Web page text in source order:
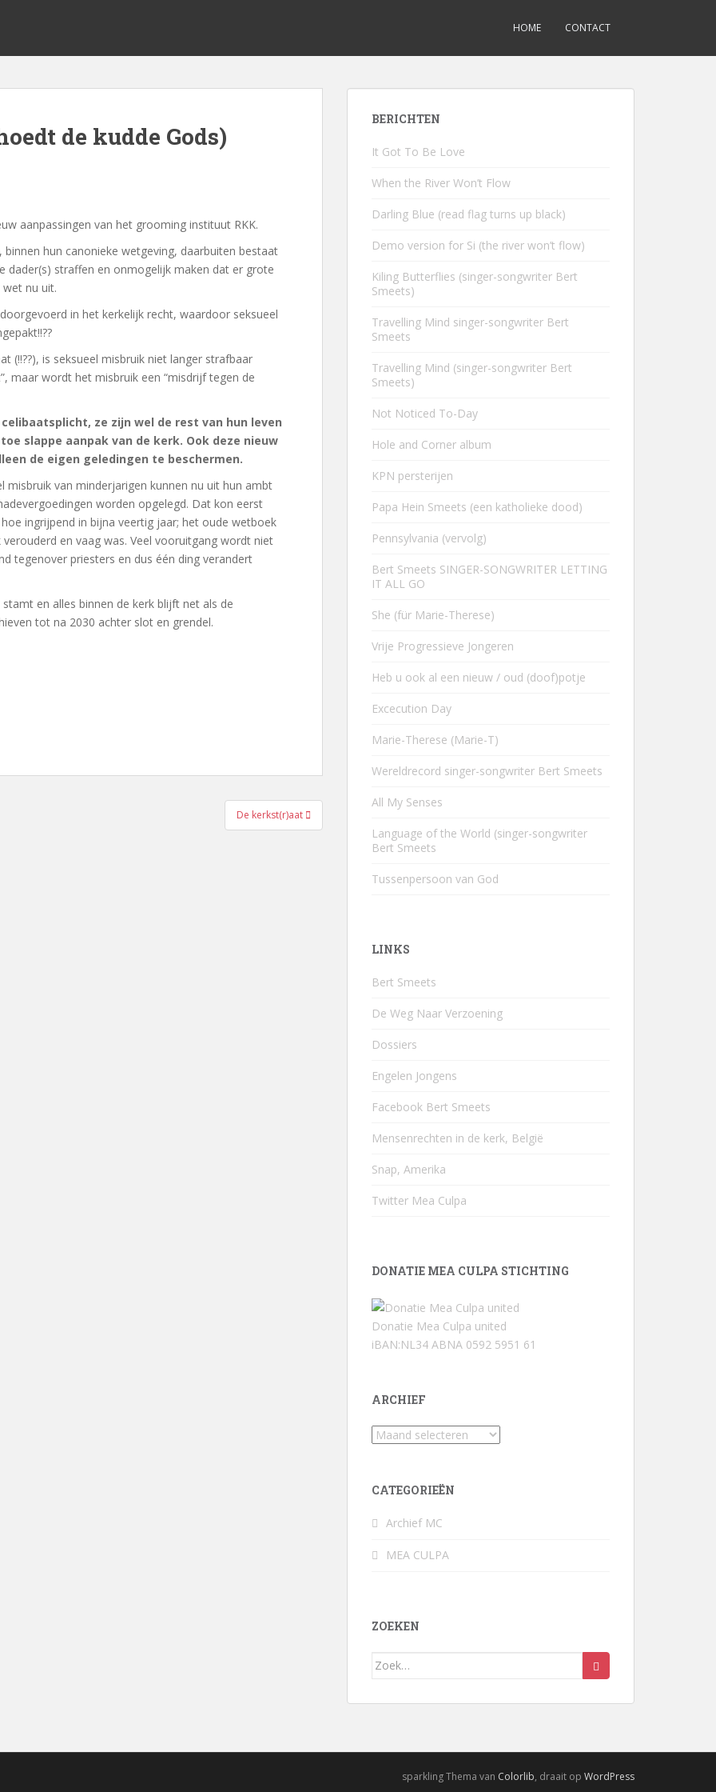
HOME CONTACT
de kudde Gods)
aanpassingen van het grooming instituut RKK.
hun canonieke wetgeving, daarbuiten bestaat
dader(s) straffen en onmogelijk maken dat er grote
nu uit.
in het kerkelijk recht, waardoor seksueel
(!!??), is seksueel misbruik niet langer strafbaar
maar wordt het misbruik een “misdrijf tegen de
ze zijn wel de rest van hun leven
slappe aanpak van de kerk. Ook deze nieuw
de eigen geledingen te beschermen.
misbruik van minderjarigen kunnen nu uit hun ambt
worden opgelegd. Dat kon eerst
ingrijpend in bijna veertig jaar; het oude wetboek
en vaag was. Veel vooruitgang wordt niet
tegenover priesters en dus één ding verandert
en alles binnen de kerk blijft net als de
tot na 2030 achter slot en grendel.
De kerkst(r)aat
BERICHTEN
It Got To Be Love
When the River Won’t Flow
Darling Blue (read flag turns up black)
Demo version for Si (the river won’t flow)
Kiling Butterflies (singer-songwriter Bert
Smeets)
Travelling Mind singer-songwriter Bert
Smeets
Travelling Mind (singer-songwriter Bert
Smeets)
Not Noticed To-Day
Hole and Corner album
KPN persterijen
Papa Hein Smeets (een katholieke dood)
Pennsylvania (vervolg)
Bert Smeets SINGER-SONGWRITER LETTING
IT ALL GO
She (für Marie-Therese)
Vrije Progressieve Jongeren
Heb u ook al een nieuw / oud (doof)potje
Excecution Day
Marie-Therese (Marie-T)
Wereldrecord singer-songwriter Bert Smeets
All My Senses
Language of the World (singer-songwriter
Bert Smeets
Tussenpersoon van God
LINKS
Bert Smeets
De Weg Naar Verzoening
Dossiers
Engelen Jongens
Facebook Bert Smeets
Mensenrechten in de kerk, België
Snap, Amerika
Twitter Mea Culpa
DONATIE MEA CULPA STICHTING
Donatie Mea Culpa united
iBAN:NL34 ABNA 0592 5951 61
ARCHIEF
Archief
CATEGORIEËN
Archief MC
MEA CULPA
ZOEKEN
Zoek
sparkling Thema van Colorlib, draait op WordPress